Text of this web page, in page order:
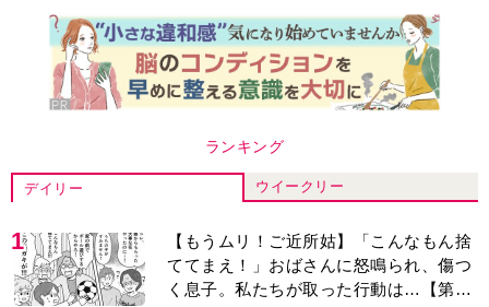
ランキング
デイリー ウイークリー
1
【もうムリ！ご近所姑】「こんなもん捨
ててまえ！」おばさんに怒鳴られ、傷つ
く息子。私たちが取った行動は…【第3